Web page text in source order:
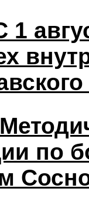
1
по